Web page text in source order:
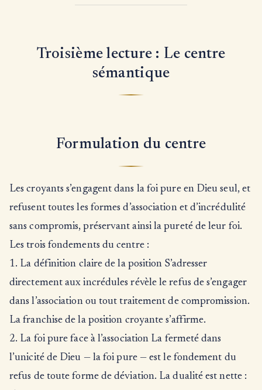
Troisième lecture : Le centre
sémantique
Formulation du centre
Les croyants s’engagent dans la foi pure en Dieu seul, et
refusent toutes les formes d’association et d’incrédulité
sans compromis, préservant ainsi la pureté de leur foi.
Les trois fondements du centre :
1. La définition claire de la position S’adresser
directement aux incrédules révèle le refus de s’engager
dans l’association ou tout traitement de compromission.
La franchise de la position croyante s’affirme.
2. La foi pure face à l’association La fermeté dans
l’unicité de Dieu — la foi pure — est le fondement du
refus de toute forme de déviation. La dualité est nette :